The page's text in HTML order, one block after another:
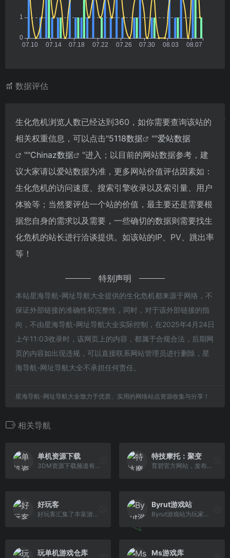
数据评估
生化危机浏览人数已经达到360，如你需要查询该站的
相关权重信息，可以点击"5118数据 ""爱站数据
""Chinaz数据
"进入；以目前的网站数据参考，建
议大家请以爱站数据为准，更多网站价值评估因素如：
生化危机的访问速度、搜索引擎收录以及索引量、用户
体验等；当然要评估一个站的价值，最主要还是需要根
据您自身的需求以及需要，一些确切的数据则需要找生
化危机的站长进行洽谈提供。如该站的IP、PV、跳出率
等！
特别声明
本站星海导航-网址导航大全提供的生化危机都来源于网络，不
保证外部链接的准确性和完整性，同时，对于该外部链接的指
向，不由星海导航-网址导航大全实际控制，在2025年4月24日
上午11:03收录时，该网页上的内容，都属于合规合法，后期网
页的内容如出现违规，可以直接联系网站管理员进行删除，星
海导航-网址导航大全不承担任何责任。
星海导航-网址导航大全致力于优质、实用的网络站点资源收集与分享！
相关导航
单机资源下载
3DM资源下载频道有着最新的游戏资源、辅助工具等，提供了高速下载渠道，简单的安装方式，便捷的反馈渠道，玩家可以自由下载、分享、讨论所有的资源。
特技摩托：聚变
育碧官方网站，发布育碧最新游戏新品动态，包括经典单机游戏的发行，次世代的电视游戏大作，战争策略网页游戏公测，3D游戏,触屏游戏，最新游戏试玩等 。其中优秀的作品有《雷曼》(Rayman)、《刺客信条》(Assassin&#x27;s Creed)、《波斯王子》(Prince of Persia)、《细胞分裂》（Tom Clancy&#x27;s Splinter Cell）、《彩虹六号： 围攻》（Rainbow6 siege）等。
好玩客
好玩客汇集了丰富游戏资源，为广大玩家提供全面的游戏情报资讯。
Byrut游戏站
Byrut游戏站为玩家提供最新的单机游戏资源下载。
玩单机游戏仓库 Ms游戏库